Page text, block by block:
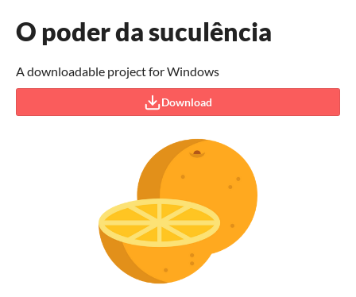
O poder da suculência
A downloadable project for Windows
Download